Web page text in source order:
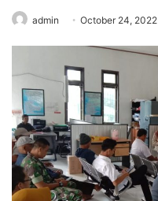
admin October 24, 2022